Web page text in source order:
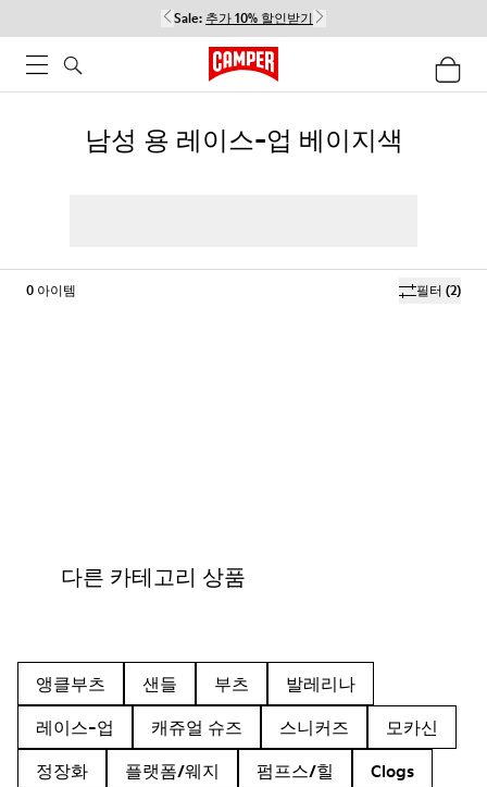
Sale: 추가 10% 할인받기
남성 용 레이스-업 베이지색
필터 (2)
0 아이템
다른 카테고리 상품
앵클부츠 샌들 부츠
발레리나
레이스-업
캐쥬얼 슈즈 스니커즈
모카신
정장화
플랫폼/웨지 펌프스/힐 Clogs